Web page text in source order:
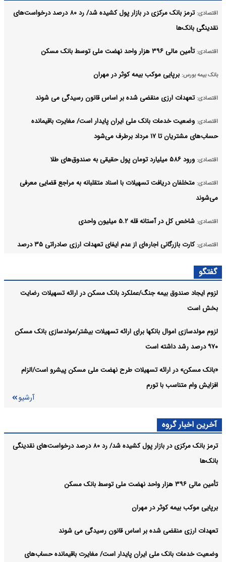
اقتصادی:
ترمز بانک مرکزی در بازار پول کشیده شد/ رد ۸۰ درصد درخواست‌های
نقدینگی بانک‌ها
اقتصادی: تأمین مالی ۳۹۶ هزار واحد نهضت ملی توسط بانک مسکن
بانک بیمه بورس: برپایی موکب بیمه کوثر در مهران
اقتصادی: تعهدات ارزی منقضی شده بر اساس قانون رسیدگی می شوند
اقتصادی: وضعیت خدمات بانک ملی ایران پایدار است/ مغایرت‌ باقیمانده
حساب‌های مشتریان تا ۱۷ مرداد برطرف می‌شود
اقتصادی: ورود ۵۸۶ میلیارد تومان پول حقیقی به صندوق‌های طلا
اقتصادی: متخلفان دریافت تسهیلات با اسناد متقلبانه به مراجع قضایی معرفی
می‌شوند
اقتصادی: شاخص کل در آستانه قله ۵.۲ میلیون واحدی
اقتصادی:
کارت بازرگانی اجاره‌ای از عدم ایفای تعهدات ارزی صادراتی ۳۵ درصد
بانک بیمه بورس:
پرداخت بیش از ۱۲,۰۰۰ میلیارد ریال تسهیلات ازدواج در تیر ماه
سال جاری توسط بانک رفاه کارگران
گفتگو
لزوم ایجاد صندوق بیمه جنگ/عملکرد بانک مسکن در ارائه تسهیلات رضایت
بخش است
لزوم مولدسازی اموال بانکها برای ارائه تسهیلات بیشتر/مولدسازی بانک مسکن
۹۷۰ درصد رشد داشته است
«بانک مسکن» در ارائه تسهیلات طرح نهضت ملی مسکن پیشرو است/الزام
افزایش وام متناسب با تورم
آرشیو
آخرین اخبار گروه
ترمز بانک مرکزی در بازار پول کشیده شد/ رد ۸۰ درصد درخواست‌های نقدینگی
بانک‌ها
تأمین مالی ۳۹۶ هزار واحد نهضت ملی توسط بانک مسکن
برپایی موکب بیمه کوثر در مهران
تعهدات ارزی منقضی شده بر اساس قانون رسیدگی می شوند
وضعیت خدمات بانک ملی ایران پایدار است/ مغایرت‌ باقیمانده حساب‌های